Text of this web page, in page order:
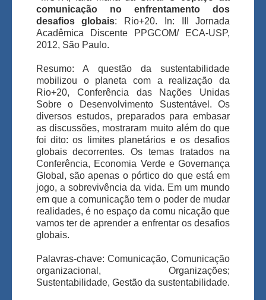
comunicação no enfrentamento dos
desafios globais: Rio+20. In: III Jornada
Acadêmica Discente PPGCOM/ ECA-USP,
2012, São Paulo.
Resumo: A questão da sustentabilidade
mobilizou o planeta com a realização da
Rio+20, Conferência das Nações Unidas
Sobre o Desenvolvimento Sustentável. Os
diversos estudos, preparados para embasar
as discussões, mostraram muito além do que
foi dito: os limites planetários e os desafios
globais decorrentes. Os temas tratados na
Conferência, Economia Verde e Governança
Global, são apenas o pórtico do que está em
jogo, a sobrevivência da vida. Em um mundo
em que a comunicação tem o poder de mudar
realidades, é no espaço da comu nicação que
vamos ter de aprender a enfrentar os desafios
globais.
Palavras-chave: Comunicação, Comunicação
organizacional, Organizações;
Sustentabilidade, Gestão da sustentabilidade.